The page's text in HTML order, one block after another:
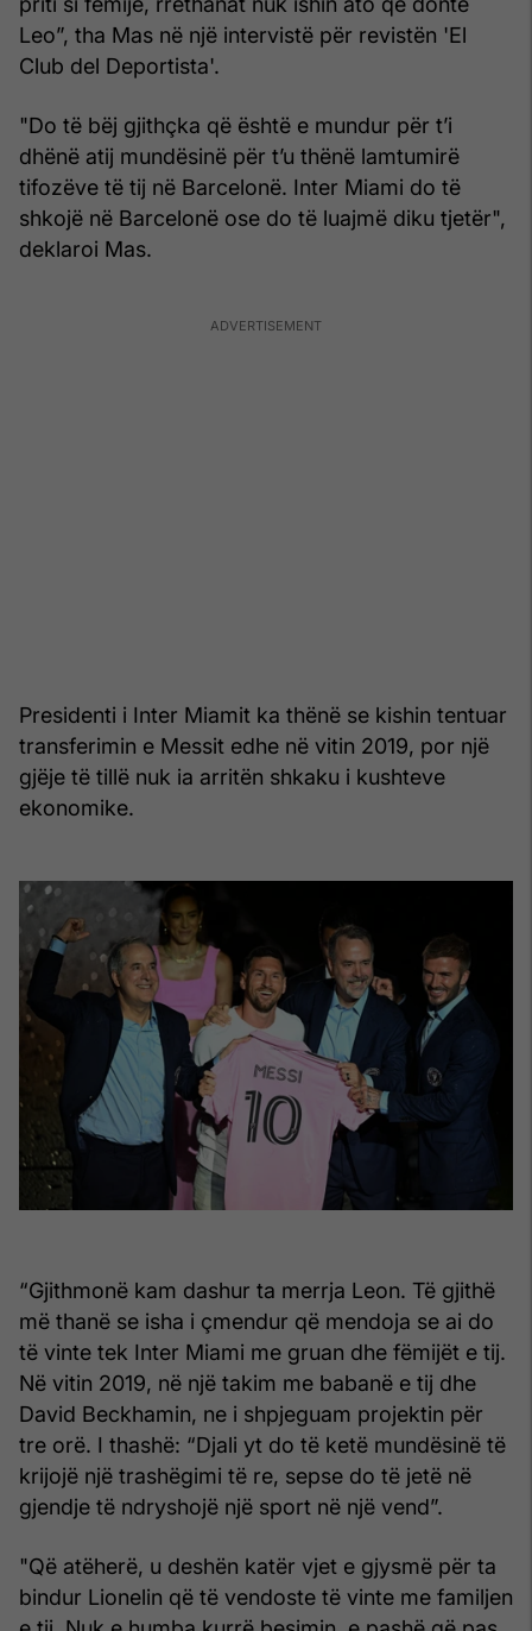
Leo”, tha Mas në një intervistë për revistën 'El
Club del Deportista'.
"Do të bëj gjithçka që është e mundur për t’i
dhënë atij mundësinë për t’u thënë lamtumirë
tifozëve të tij në Barcelonë. Inter Miami do të
shkojë në Barcelonë ose do të luajmë diku tjetër",
deklaroi Mas.
Presidenti i Inter Miamit ka thënë se kishin tentuar
transferimin e Messit edhe në vitin 2019, por një
gjëje të tillë nuk ia arritën shkaku i kushteve
ekonomike.
“Gjithmonë kam dashur ta merrja Leon. Të gjithë
më thanë se isha i çmendur që mendoja se ai do
të vinte tek Inter Miami me gruan dhe fëmijët e tij.
Në vitin 2019, në një takim me babanë e tij dhe
David Beckhamin, ne i shpjeguam projektin për
tre orë. I thashë: “Djali yt do të ketë mundësinë të
krijojë një trashëgimi të re, sepse do të jetë në
gjendje të ndryshojë një sport në një vend”.
"Që atëherë, u deshën katër vjet e gjysmë për ta
bindur Lionelin që të vendoste të vinte me familjen